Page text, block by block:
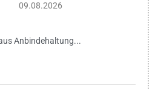
09.08.2026
Anbindehaltung...